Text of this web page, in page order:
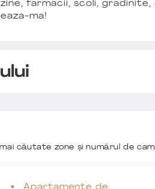
farmacii, scoli, gradinite,
ma!
căutate zone și numărul de